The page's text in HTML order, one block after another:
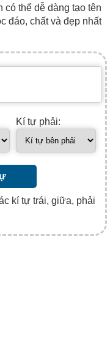
có thể dễ dàng tạo tên
đáo, chất và đẹp nhất
Kí tự phải:
kí tự trái, giữa, phải